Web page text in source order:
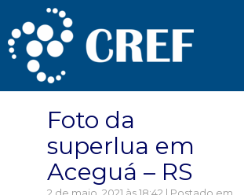
Foto da
superlua em
Aceguá – RS